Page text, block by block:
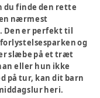
du finde den rette
nærmest
Den er perfekt til
og
slæbe på et træt
eller hun ikke
på tur, kan dit barn
heri.